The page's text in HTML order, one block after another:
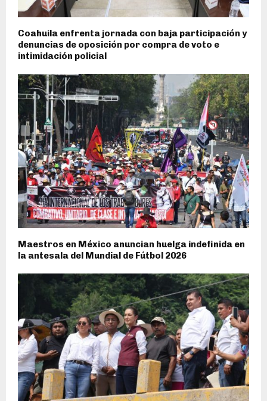
Coahuila enfrenta jornada con baja participación y
denuncias de oposición por compra de voto e
intimidación policial
Maestros en México anuncian huelga indefinida en
la antesala del Mundial de Fútbol 2026